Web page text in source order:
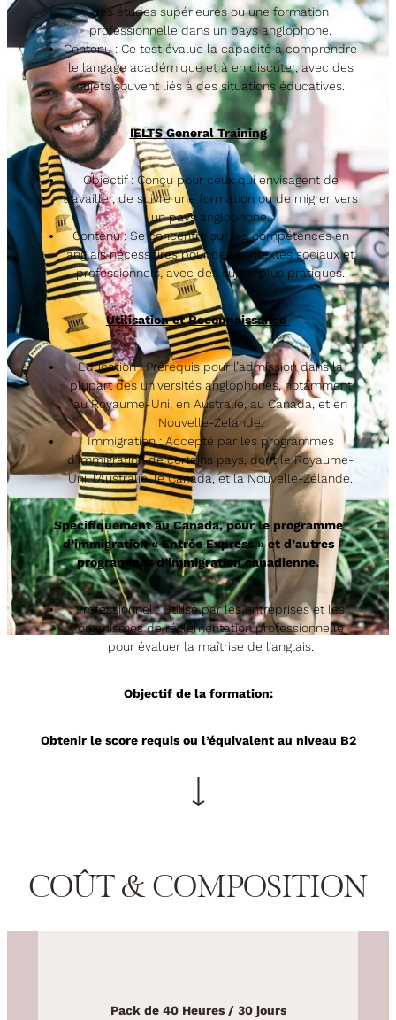
des études supérieures ou une formation
professionnelle dans un pays anglophone.
Contenu : Ce test évalue la capacité à comprendre
le langage académique et à en discuter, avec des
sujets souvent liés à des situations éducatives.
IELTS General Training
Objectif : Conçu pour ceux qui envisagent de
travailler, de suivre une formation ou de migrer vers
un pays anglophone.
Contenu : Se concentre sur les compétences en
anglais nécessaires pour des contextes sociaux et
professionnels, avec des sujets plus pratiques.
Utilisation et Reconnaissance
Éducation : Prérequis pour l’admission dans la
plupart des universités anglophones, notamment
au Royaume-Uni, en Australie, au Canada, et en
Nouvelle-Zélande.
Immigration : Accepté par les programmes
d’immigration de certains pays, dont le Royaume-
Uni, l’Australie, le Canada, et la Nouvelle-Zélande.
Spécifiquement au Canada, pour le programme
d’immigration « Entrée Express » et d’autres
programmes d’immigration canadienne.
Professionnel : Utilisé par les entreprises et les
organismes de réglementation professionnelle
pour évaluer la maîtrise de l’anglais.
Objectif de la formation:
Obtenir le score requis ou l’équivalent au niveau B2
COÛT & COMPOSITION
Pack de 40 Heures / 30 jours